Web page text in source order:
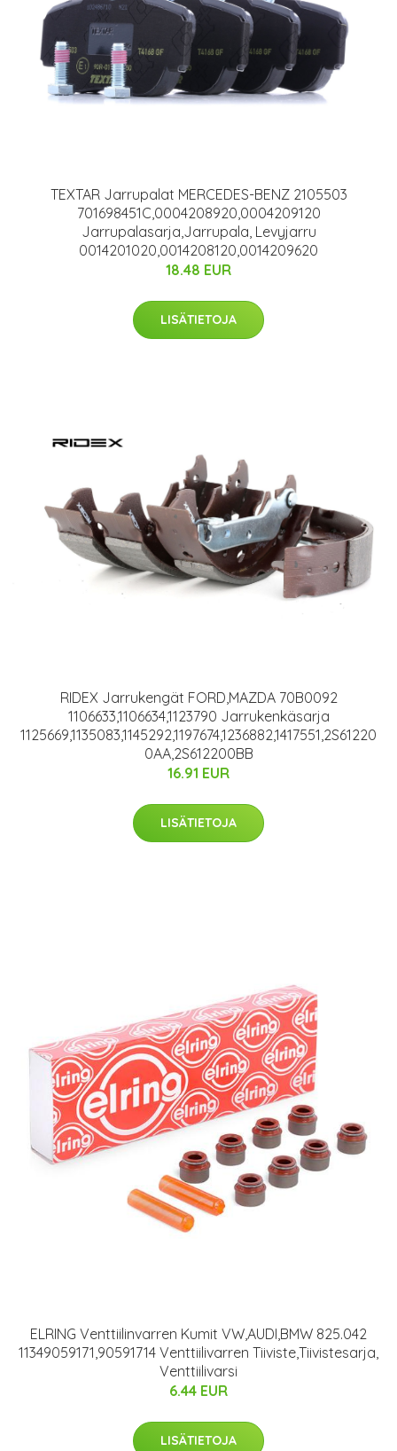
TEXTAR Jarrupalat MERCEDES-BENZ 2105503
701698451C,0004208920,0004209120
Jarrupalasarja,Jarrupala, Levyjarru
0014201020,0014208120,0014209620
18.48 EUR
LISÄTIETOJA
RIDEX Jarrukengät FORD,MAZDA 70B0092
1106633,1106634,1123790 Jarrukenkäsarja
1125669,1135083,1145292,1197674,1236882,1417551,2S61220
0AA,2S612200BB
16.91 EUR
LISÄTIETOJA
ELRING Venttiilinvarren Kumit VW,AUDI,BMW 825.042
11349059171,90591714 Venttiilivarren Tiiviste,Tiivistesarja,
Venttiilivarsi
6.44 EUR
LISÄTIETOJA